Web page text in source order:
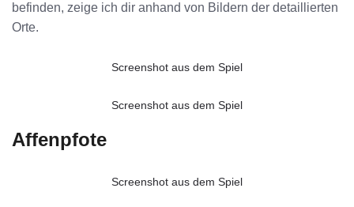
befinden, zeige ich dir anhand von Bildern der detaillierten
Orte.
Screenshot aus dem Spiel
Screenshot aus dem Spiel
Affenpfote
Screenshot aus dem Spiel